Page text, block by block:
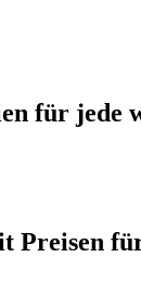
für jede
Preisen